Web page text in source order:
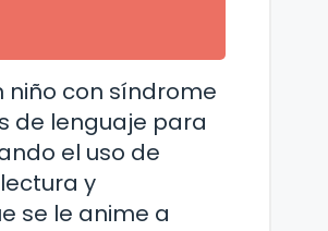
niño con síndrome
de lenguaje para
el uso de
y
se le anime a